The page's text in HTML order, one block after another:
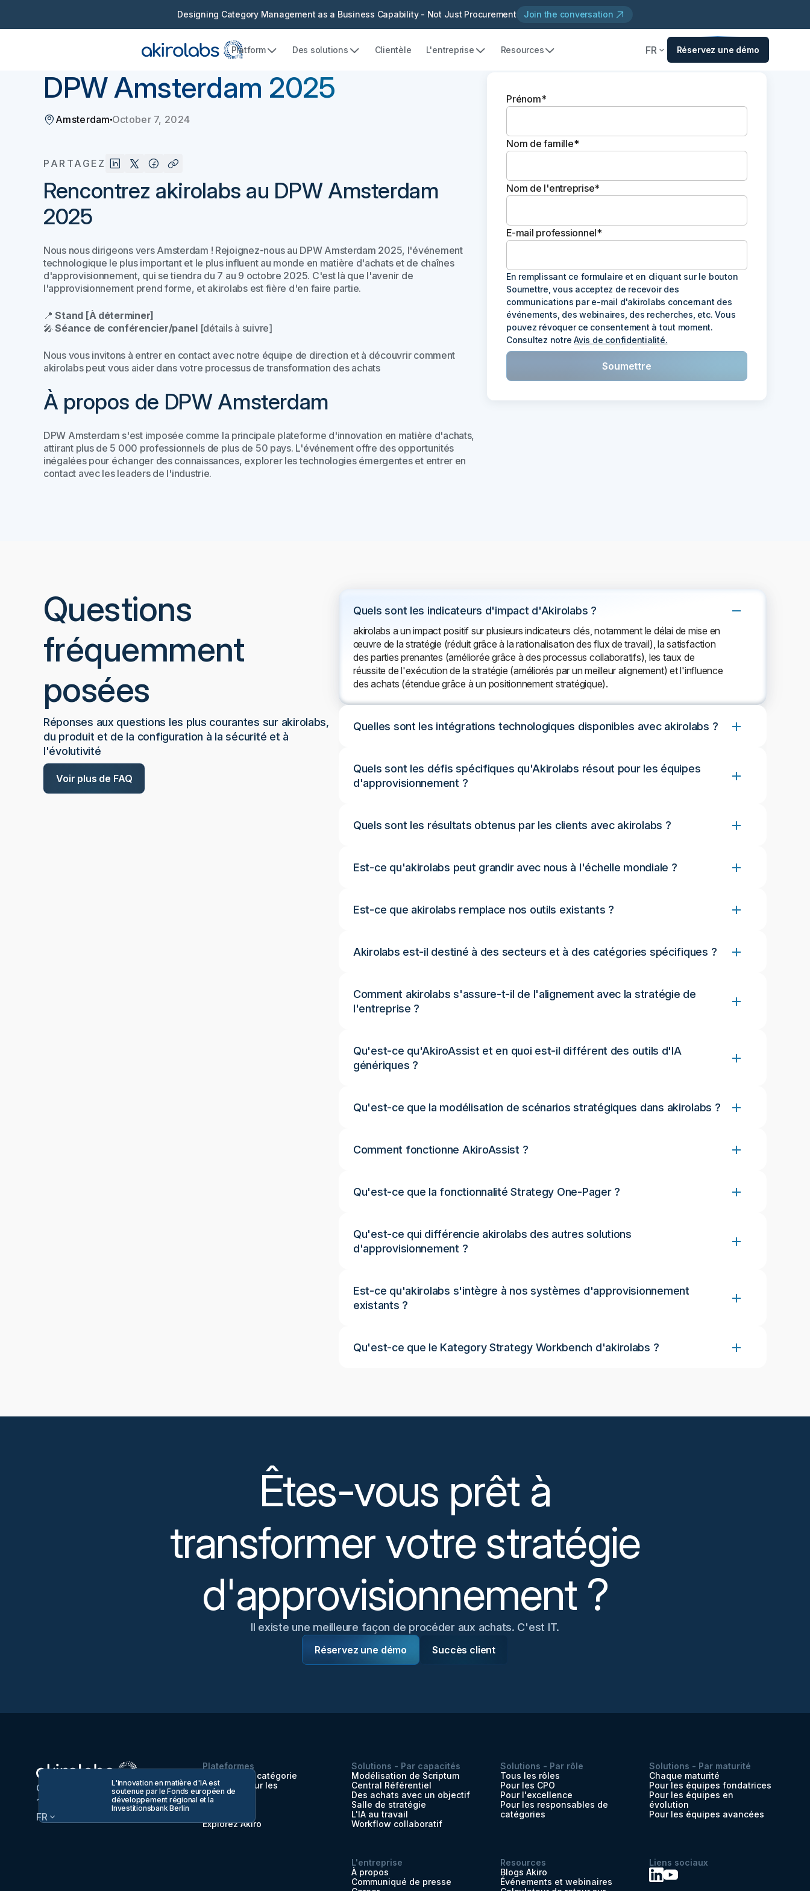
Designing Category Management as a Business Capability - Not Just Procurement Join the conversation
Platform Des solutions Clientèle L'entreprise Resources FR Réservez une démo
Événements et webinaires
DPW Amsterdam 2025
Amsterdam October 7, 2024
PARTAGEZ
Rencontrez akirolabs au DPW Amsterdam
2025
Nous nous dirigeons vers Amsterdam ! Rejoignez-nous au DPW Amsterdam 2025, l'événement
technologique le plus important et le plus influent au monde en matière d'achats et de chaînes
d'approvisionnement, qui se tiendra du 7 au 9 octobre 2025. C'est là que l'avenir de
l'approvisionnement prend forme, et akirolabs est fière d'en faire partie.
📍Stand [À déterminer]
🎤Séance de conférencier/panel[détails à suivre]
Nous vous invitons à entrer en contact avec notre équipe de direction et à découvrir comment
akirolabs peut vous aider dans votre processus de transformation des achats
À propos de DPW Amsterdam
DPW Amsterdam s'est imposée comme la principale plateforme d'innovation en matière d'achats,
attirant plus de 5 000 professionnels de plus de 50 pays. L'événement offre des opportunités
inégalées pour échanger des connaissances, explorer les technologies émergentes et entrer en
contact avec les leaders de l'industrie.
Prénom*
Nom de famille*
Nom de l'entreprise*
E-mail professionnel*
En remplissant ce formulaire et en cliquant sur le bouton
Soumettre, vous acceptez de recevoir des
communications par e-mail d'akirolabs concernant des
événements, des webinaires, des recherches, etc. Vous
pouvez révoquer ce consentement à tout moment.
Consultez notreAvis de confidentialité.
Questions
fréquemment
posées
Réponses aux questions les plus courantes sur akirolabs,
du produit et de la configuration à la sécurité et à
l'évolutivité
Voir plus de FAQ
Quels sont les indicateurs d'impact d'Akirolabs ?
akirolabs a un impact positif sur plusieurs indicateurs clés, notamment le délai de mise en
œuvre de la stratégie (réduit grâce à la rationalisation des flux de travail), la satisfaction
des parties prenantes (améliorée grâce à des processus collaboratifs), les taux de
réussite de l'exécution de la stratégie (améliorés par un meilleur alignement) et l'influence
des achats (étendue grâce à un positionnement stratégique).
Quelles sont les intégrations technologiques disponibles avec akirolabs ?
Quels sont les défis spécifiques qu'Akirolabs résout pour les équipes
d'approvisionnement ?
Quels sont les résultats obtenus par les clients avec akirolabs ?
Est-ce qu'akirolabs peut grandir avec nous à l'échelle mondiale ?
Est-ce que akirolabs remplace nos outils existants ?
Akirolabs est-il destiné à des secteurs et à des catégories spécifiques ?
Comment akirolabs s'assure-t-il de l'alignement avec la stratégie de
l'entreprise ?
Qu'est-ce qu'AkiroAssist et en quoi est-il différent des outils d'IA
génériques ?
Qu'est-ce que la modélisation de scénarios stratégiques dans akirolabs ?
Comment fonctionne AkiroAssist ?
Qu'est-ce que la fonctionnalité Strategy One-Pager ?
Qu'est-ce qui différencie akirolabs des autres solutions
d'approvisionnement ?
Est-ce qu'akirolabs s'intègre à nos systèmes d'approvisionnement
existants ?
Qu'est-ce que le Kategory Strategy Workbench d'akirolabs ?
Êtes-vous prêt à
transformer votre stratégie
d'approvisionnement ?
Il existe une meilleure façon de procéder aux achats. C'est IT.
Réservez une démo Succès client
Greifswalder Straße 208,
10405 Berlin, Allemagne
FR
Plateformes
Stratégie de catégorie
Stratégie pour les
fournisseurs
Tarification
Explorez Akiro
Solutions - Par capacités
Modélisation de Scriptum
Central Référentiel
Des achats avec un objectif
Salle de stratégie
L'IA au travail
Workflow collaboratif
Solutions - Par rôle
Tous les rôles
Pour les CPO
Pour l'excellence
Pour les responsables de
catégories
Solutions - Par maturité
Chaque maturité
Pour les équipes fondatrices
Pour les équipes en
évolution
Pour les équipes avancées
L'entreprise
À propos
Communiqué de presse
Resources
Blogs Akiro
Événements et webinaires
Liens sociaux
L'innovation en matière d'IA est
soutenue par le Fonds européen de
développement régional et la
Investitionsbank Berlin